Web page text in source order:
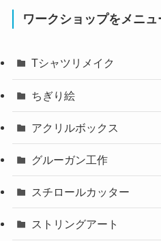
ワークショップをメニ
Tシャツリメイク
ちぎり絵
アクリルボックス
グルーガン工作
スチロールカッター
ストリングアート